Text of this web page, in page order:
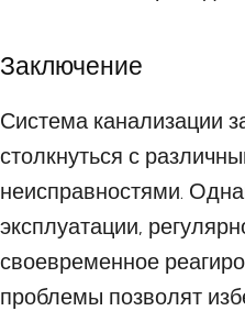
Заключение
Система канализации
столкнуться с
неисправностями.
эксплуатации,
своевременное
проблемы позволят